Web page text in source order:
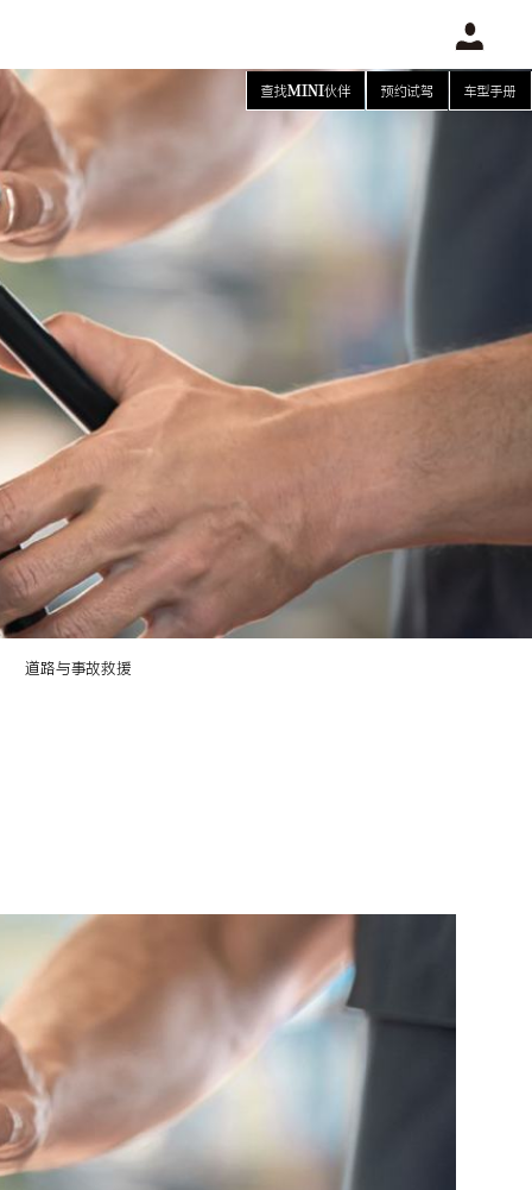
查找MINI伙伴 预约试驾 车型手册
道路与事故救援